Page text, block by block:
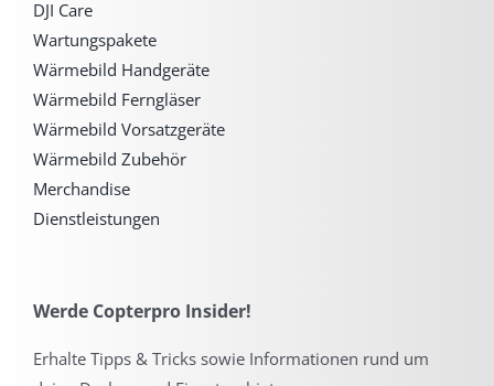
DJI Care
Wartungspakete
Wärmebild Handgeräte
Wärmebild Ferngläser
Wärmebild Vorsatzgeräte
Wärmebild Zubehör
Merchandise
Dienstleistungen
Werde Copterpro Insider!
Erhalte Tipps & Tricks sowie Informationen rund um